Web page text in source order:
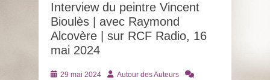
Interview du peintre Vincent
Bioulès | avec Raymond
Alcovère | sur RCF Radio, 16
mai 2024
Posté29 mai 2024 AuteurAutour des Auteurs